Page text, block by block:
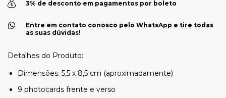
3% de desconto em pagamentos por boleto
Entre em contato conosco pelo WhatsApp e tire todas
as suas dúvidas!
Detalhes do Produto:
Dimensões: 5,5 x 8,5 cm (aproximadamente)
9 photocards frente e verso